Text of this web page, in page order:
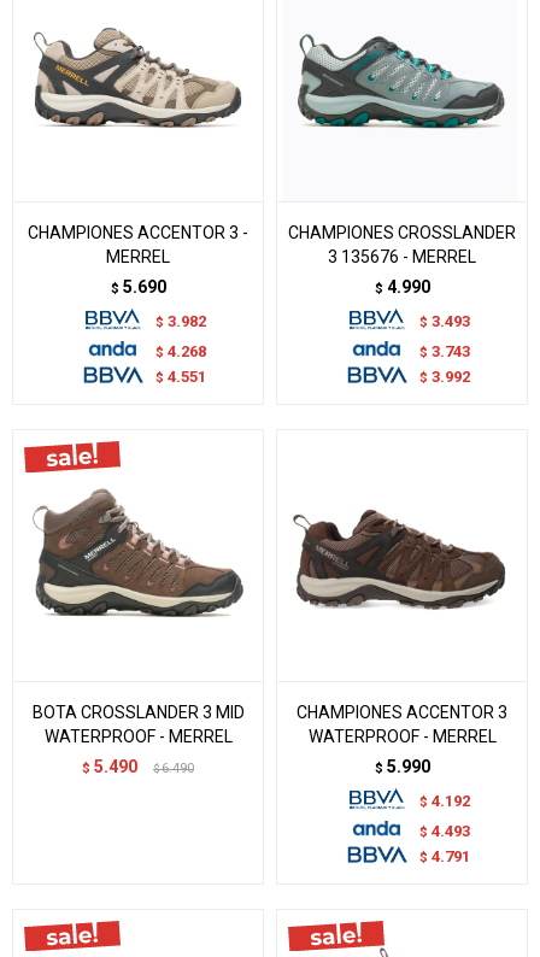
CHAMPIONES ACCENTOR 3 -
MERREL
$ 5.690
$ 3.982
$ 4.268
$ 4.551
CHAMPIONES CROSSLANDER
3 135676 - MERREL
$ 4.990
$ 3.493
$ 3.743
$ 3.992
BOTA CROSSLANDER 3 MID
WATERPROOF - MERREL
$ 5.490 $ 6.490
CHAMPIONES ACCENTOR 3
WATERPROOF - MERREL
$ 5.990
$ 4.192
$ 4.493
$ 4.791